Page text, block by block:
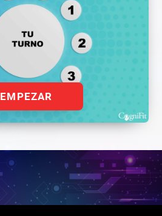
EMPEZAR